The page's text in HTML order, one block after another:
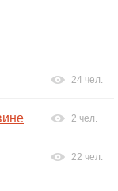
24 чел.
2 чел.
22 чел.